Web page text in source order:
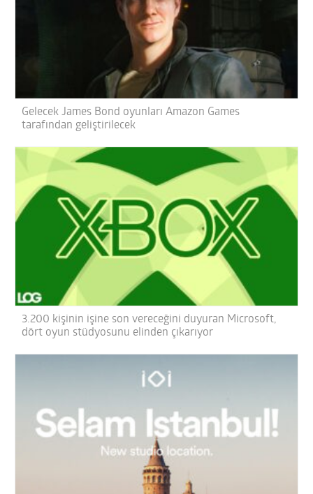
Gelecek James Bond oyunları Amazon Games
tarafından geliştirilecek
3.200 kişinin işine son vereceğini duyuran Microsoft,
dört oyun stüdyosunu elinden çıkarıyor